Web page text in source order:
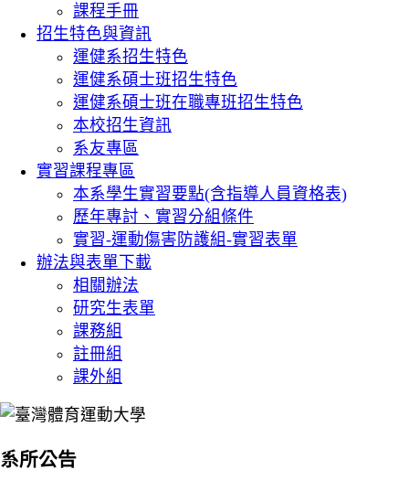
課程手冊
招生特色與資訊
運健系招生特色
運健系碩士班招生特色
運健系碩士班在職專班招生特色
本校招生資訊
系友專區
實習課程專區
本系學生實習要點(含指導人員資格表)
歷年專討、實習分組條件
實習-運動傷害防護組-實習表單
辦法與表單下載
相關辦法
研究生表單
課務組
註冊組
課外組
:::
系所公告